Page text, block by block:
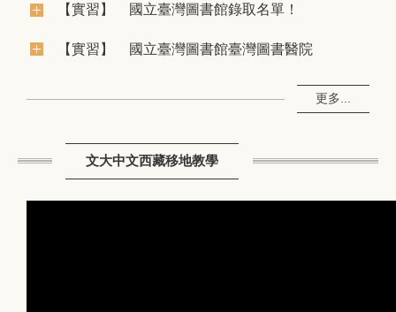
2023隴台移地教學Day3
【實習】 國立臺灣圖書館錄取名單！
【實習】 國立臺灣圖書館臺灣圖書醫院
更多...
文大中文西藏移地教學